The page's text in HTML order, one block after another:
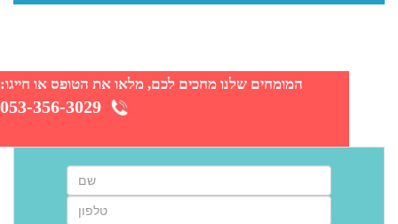
המומחים שלנו מחכים לכם, מלאו את הטופס או חייגו:
053-356-3029